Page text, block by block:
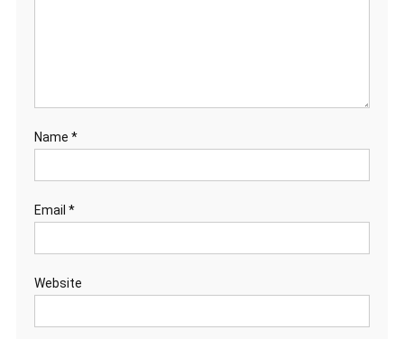
Name *
Email *
Website